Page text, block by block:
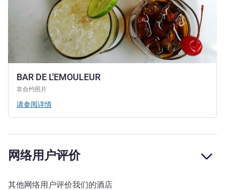
BAR DE L'EMOULEUR
非合约照片
请参阅详情
网络用户评价
其他网络用户评价我们的酒店